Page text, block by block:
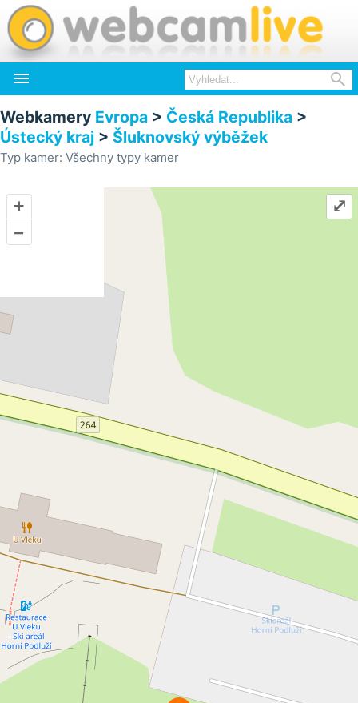
 
Webkamery Evropa > Česká Republika >
Ústecký kraj > Šluknovský výběžek
Typ kamer: Všechny typy kamer
+
–
⤢